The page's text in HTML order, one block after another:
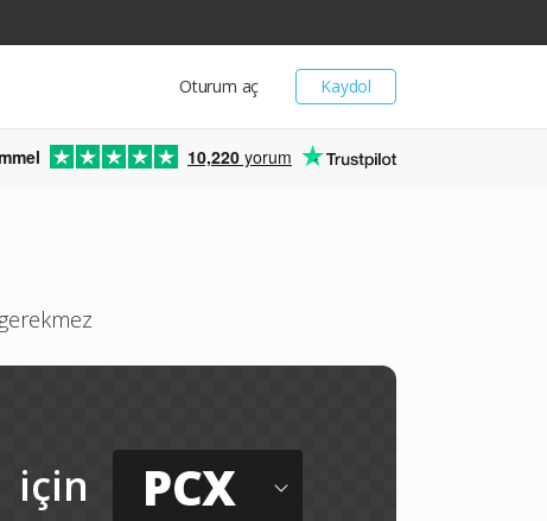
Kaydol
Oturum aç
10,220 yorum
için PCX